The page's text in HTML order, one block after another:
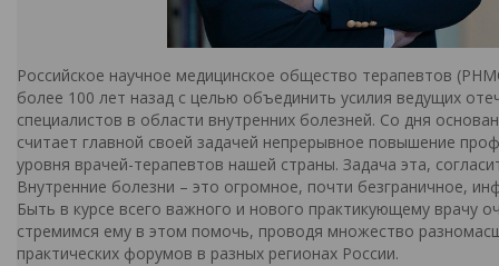
Российское научное медицинское общество терапевтов
более 100 лет назад с целью объединить усилия ведущих
специалистов в области внутренних болезней. Со дня
считает главной своей задачей непрерывное повышение
уровня врачей-терапевтов нашей страны. Задача эта,
Внутренние болезни – это огромное, почти безграничное,
Быть в курсе всего важного и нового практикующему врачу
стремимся ему в этом помочь, проводя множество
практических форумов в разных регионах России.